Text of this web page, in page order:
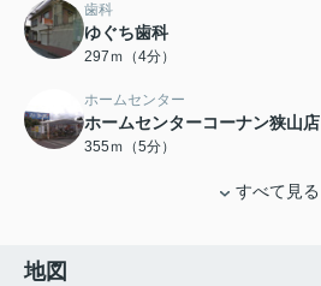
歯科
ゆぐち歯科
297ｍ（4分）
ホームセンター
ホームセンターコーナン狭山店
355ｍ（5分）
すべて見る
地図